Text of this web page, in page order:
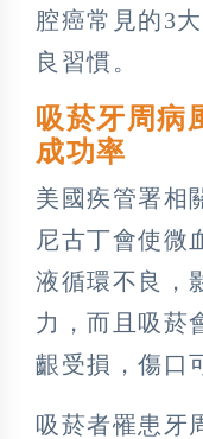
腔癌常見的3
良習慣。
吸菸牙周
成功率
美國疾管署相
尼古丁會使微
液循環不良，
力，而且吸菸
齦受損，傷口
吸菸者罹患牙